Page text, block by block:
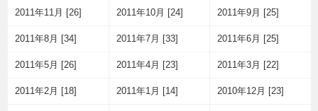
2011年11月 [26] 2011年10月 [24] 2011年9月 [25]
2011年8月 [34] 2011年7月 [33] 2011年6月 [25]
2011年5月 [26] 2011年4月 [23] 2011年3月 [22]
2011年2月 [18] 2011年1月 [14] 2010年12月 [23]